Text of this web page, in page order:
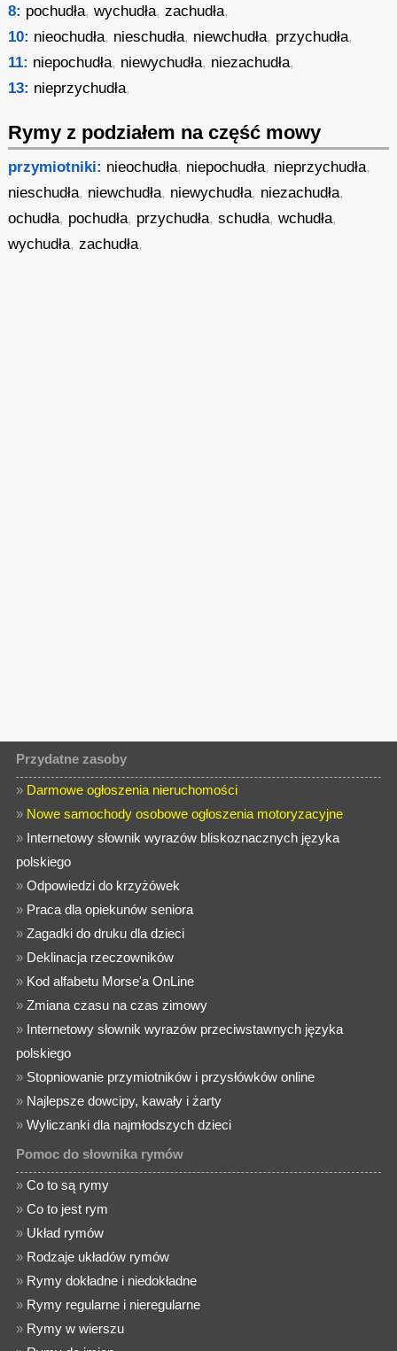
8: pochudła,wychudła,zachudła,
10: nieochudła, nieschudła, niewchudła, przychudła,
11: niepochudła, niewychudła, niezachudła,
13: nieprzychudła,
Rymy z podziałem na część mowy
przymiotniki: nieochudła, niepochudła, nieprzychudła,
nieschudła, niewchudła, niewychudła, niezachudła,
ochudła, pochudła, przychudła,schudła,wchudła,
wychudła,zachudła,
Przydatne zasoby
» Darmowe ogłoszenia nieruchomości
» Nowe samochody osobowe ogłoszenia motoryzacyjne
» Internetowy słownik wyrazów bliskoznacznych języka
polskiego
»Odpowiedzi do krzyżówek
» Praca dla opiekunów seniora
»Zagadki do druku dla dzieci
» Deklinacja rzeczowników
» Kod alfabetu Morse'a OnLine
»Zmiana czasu na czas zimowy
» Internetowy słownik wyrazów przeciwstawnych języka
polskiego
» Stopniowanie przymiotników i przysłówków online
» Najlepsze dowcipy, kawały i żarty
»Wyliczanki dla najmłodszych dzieci
Pomoc do słownika rymów
»Co to są rymy
»Co to jest rym
» Układ rymów
» Rodzaje układów rymów
» Rymy dokładne i niedokładne
» Rymy regularne i nieregularne
» Rymy w wierszu